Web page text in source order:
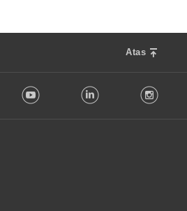
Atas
Youtube LinkedIn